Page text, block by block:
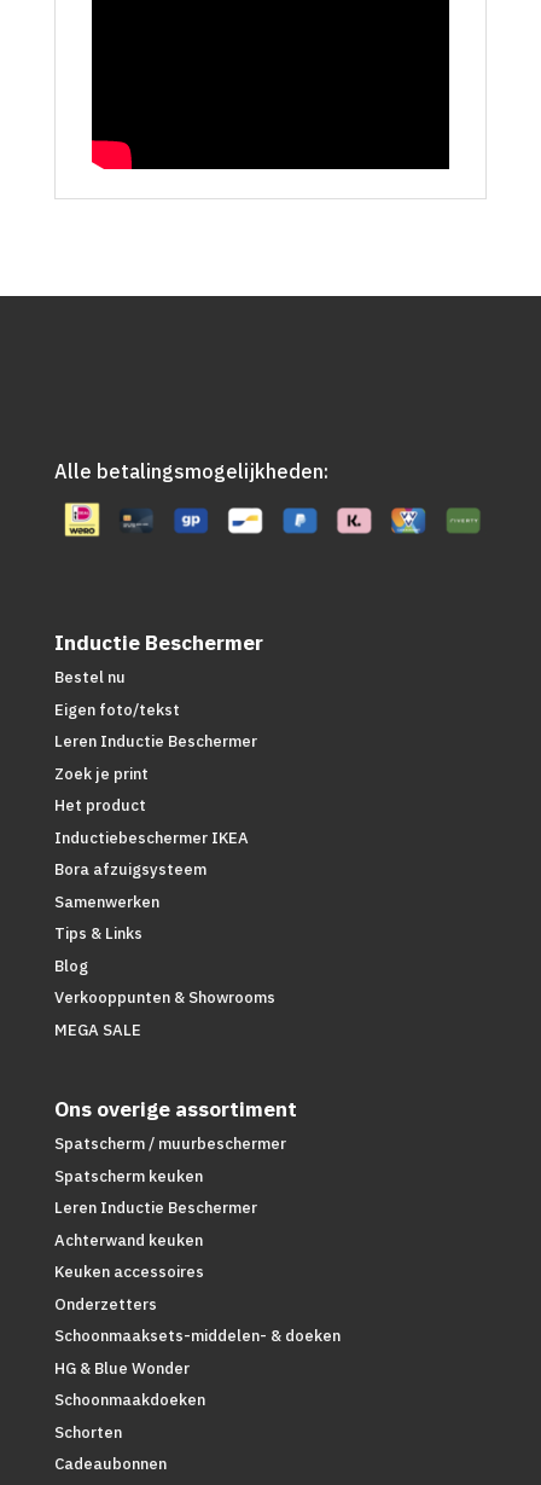
Alle betalingsmogelijkheden:
Inductie Beschermer
Bestel nu
Eigen foto/tekst
Leren Inductie Beschermer
Zoek je print
Het product
Inductiebeschermer IKEA
Bora afzuigsysteem
Samenwerken
Tips & Links
Blog
Verkooppunten & Showrooms
MEGA SALE
Ons overige assortiment
Spatscherm / muurbeschermer
Spatscherm keuken
Leren Inductie Beschermer
Achterwand keuken
Keuken accessoires
Onderzetters
Schoonmaaksets-middelen- & doeken
HG & Blue Wonder
Schoonmaakdoeken
Schorten
Cadeaubonnen